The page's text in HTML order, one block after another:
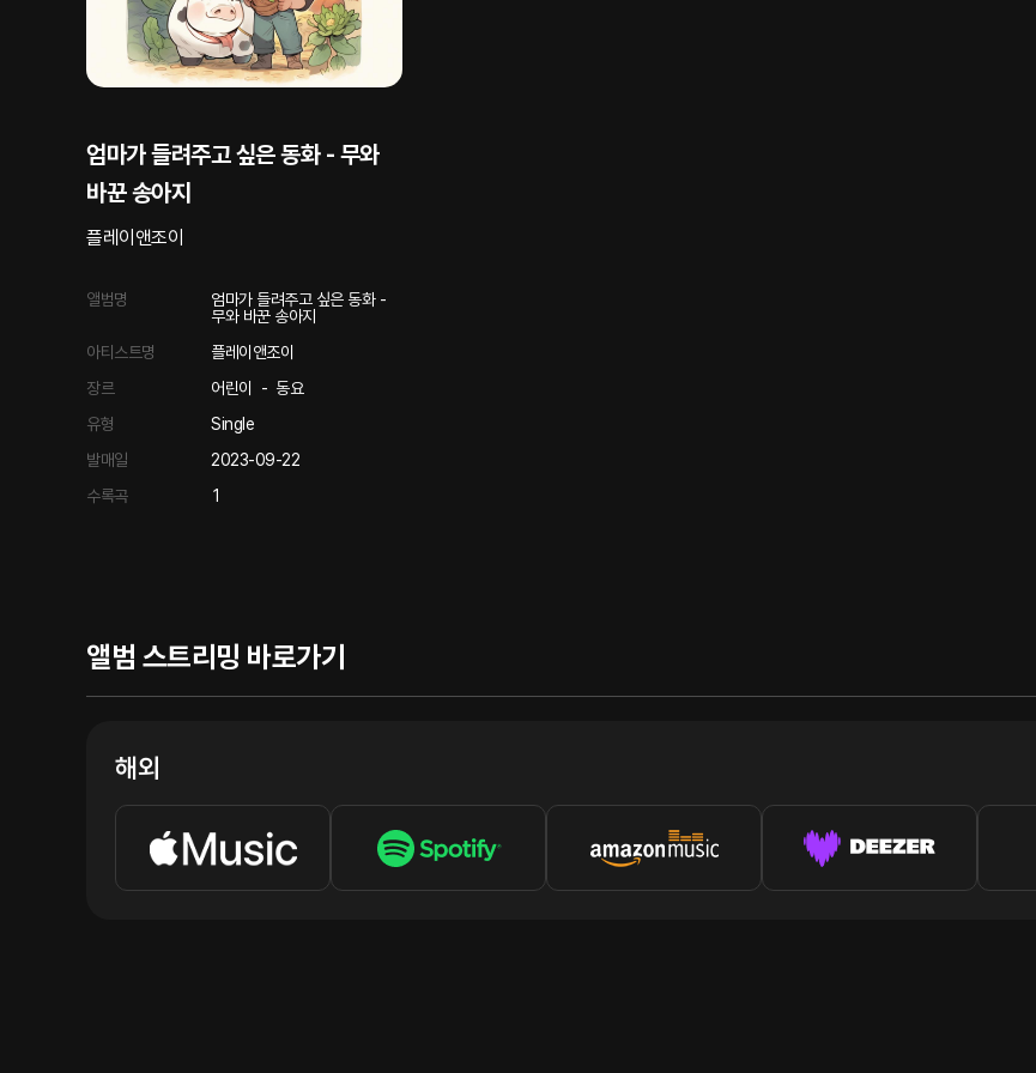
엄마가 들려주고 싶은 동화 - 무와
바꾼 송아지
플레이앤조이
앨범명
엄마가 들려주고 싶은 동화 -
무와 바꾼 송아지
아티스트명
플레이앤조이
장르
어린이 - 동요
유형
Single
발매일
2023-09-22
수록곡
1
앨범 스트리밍 바로가기
해외